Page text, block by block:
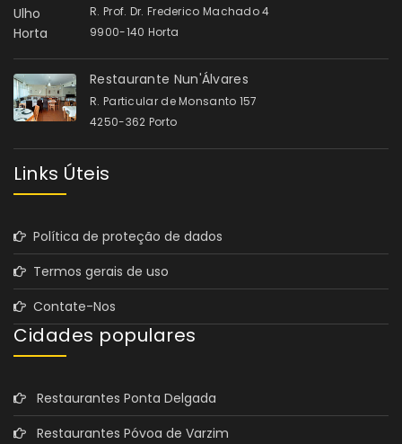
R. Prof. Dr. Frederico Machado 4
9900-140 Horta
Restaurante Nun'Álvares
R. Particular de Monsanto 157
4250-362 Porto
Links Úteis
Política de proteção de dados
Termos gerais de uso
Contate-Nos
Cidades populares
Restaurantes Ponta Delgada
Restaurantes Póvoa de Varzim